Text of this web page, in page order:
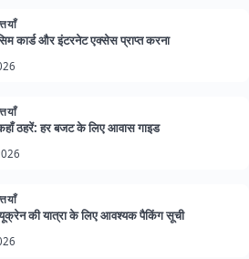
कार्ड और इंटरनेट एक्सेस प्राप्त करना
ठहरें: हर बजट के लिए आवास गाइड
की यात्रा के लिए आवश्यक पैकिंग सूची